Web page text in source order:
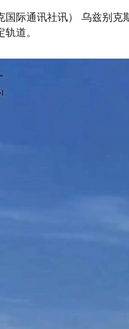
国际通讯社讯） 乌兹别
道。